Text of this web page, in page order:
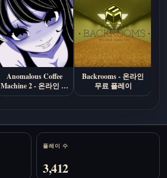
Anomalous Coffee
Machine 2 - 온라인 무
료 플레이
Backrooms - 온라인
무료 플레이
플레이 수
3,412